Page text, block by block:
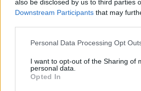
also be disclosed by us to third parties
Downstream Participants that may
Personal Data Processing Opt
I want to opt-out of the Sharing of
personal data.
Opted In
PNȚCD (Pavelescu)
PNCR (Terheș)
Partidul Patrioților (Surugiu)
România pe Primul Loc (Ponta)